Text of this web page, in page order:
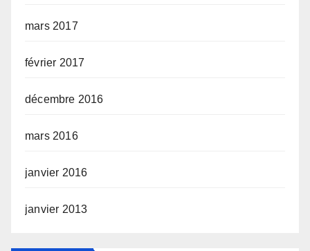
mars 2017
février 2017
décembre 2016
mars 2016
janvier 2016
janvier 2013